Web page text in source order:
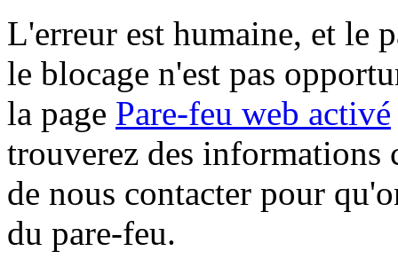
L'erreur est humaine, et le
le blocage n'est pas
la page Pare-feu web activé
trouverez des informations
de nous contacter pour
du pare-feu.